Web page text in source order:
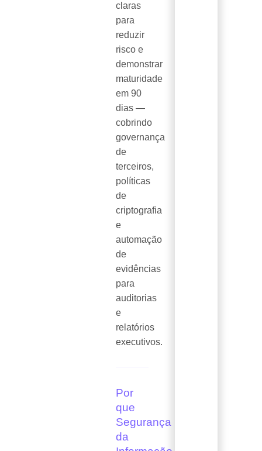
claras
para
reduzir
risco e
demonstrar
maturidade
em 90
dias —
cobrindo
governança
de
terceiros,
políticas
de
criptografia
e
automação
de
evidências
para
auditorias
e
relatórios
executivos.
Por
que
Segurança
da